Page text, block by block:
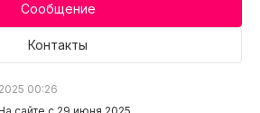
Сообщение
Контакты
00:26